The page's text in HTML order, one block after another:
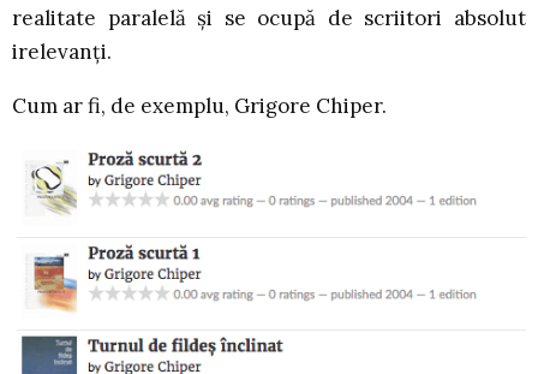
realitate paralelă și se ocupă de scriitori absolut
irelevanți.
Cum ar fi, de exemplu, Grigore Chiper.